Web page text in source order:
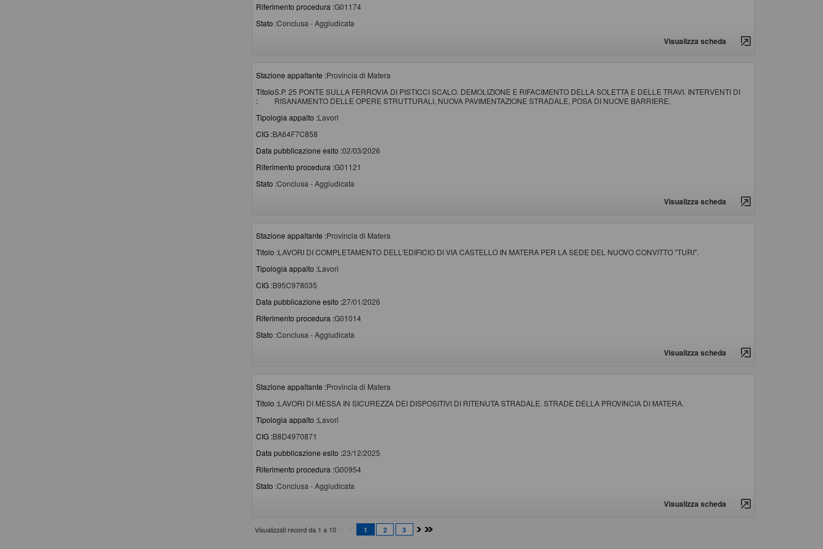
Riferimento procedura :G01174
Stato :Conclusa - Aggiudicata
Visualizza scheda
Stazione appaltante :Provincia di Matera
Titolo
:
S.P. 25 PONTE SULLA FERROVIA DI PISTICCI SCALO. DEMOLIZIONE E RIFACIMENTO DELLA SOLETTA E DELLE TRAVI. INTERVENTI DI
RISANAMENTO DELLE OPERE STRUTTURALI, NUOVA PAVIMENTAZIONE STRADALE, POSA DI NUOVE BARRIERE.
Tipologia appalto :Lavori
CIG :BA64F7C858
Data pubblicazione esito :02/03/2026
Riferimento procedura :G01121
Stato :Conclusa - Aggiudicata
Visualizza scheda
Stazione appaltante :Provincia di Matera
Titolo :LAVORI DI COMPLETAMENTO DELL'EDIFICIO DI VIA CASTELLO IN MATERA PER LA SEDE DEL NUOVO CONVITTO "TURI".
Tipologia appalto :Lavori
CIG :B95C978035
Data pubblicazione esito :27/01/2026
Riferimento procedura :G01014
Stato :Conclusa - Aggiudicata
Visualizza scheda
Stazione appaltante :Provincia di Matera
Titolo :LAVORI DI MESSA IN SICUREZZA DEI DISPOSITIVI DI RITENUTA STRADALE. STRADE DELLA PROVINCIA DI MATERA.
Tipologia appalto :Lavori
CIG :B8D4970871
Data pubblicazione esito :23/12/2025
Riferimento procedura :G00954
Stato :Conclusa - Aggiudicata
Visualizza scheda
Visualizzati record da 1 a 10